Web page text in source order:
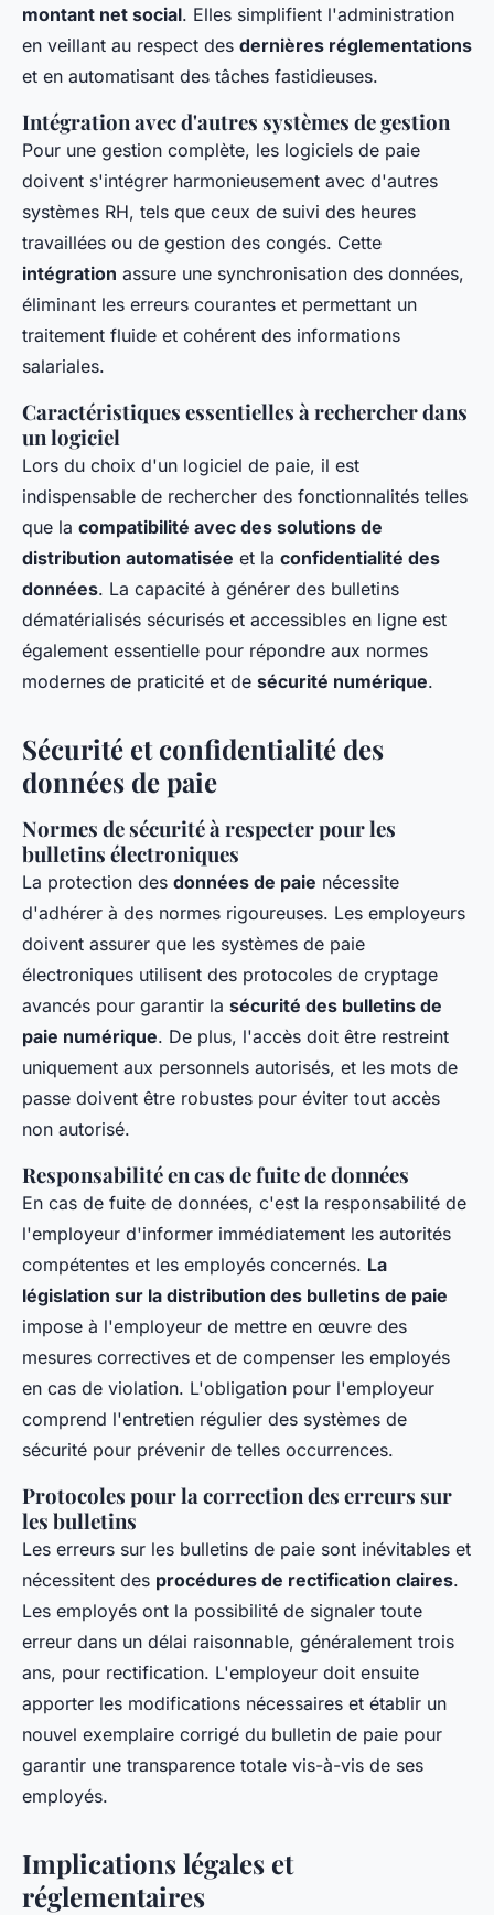
montant net social. Elles simplifient l'administration
en veillant au respect des dernières réglementations
et en automatisant des tâches fastidieuses.
Intégration avec d'autres systèmes de gestion
Pour une gestion complète, les logiciels de paie
doivent s'intégrer harmonieusement avec d'autres
systèmes RH, tels que ceux de suivi des heures
travaillées ou de gestion des congés. Cette
intégration assure une synchronisation des données,
éliminant les erreurs courantes et permettant un
traitement fluide et cohérent des informations
salariales.
Caractéristiques essentielles à rechercher dans
un logiciel
Lors du choix d'un logiciel de paie, il est
indispensable de rechercher des fonctionnalités telles
que la compatibilité avec des solutions de
distribution automatisée et la confidentialité des
données. La capacité à générer des bulletins
dématérialisés sécurisés et accessibles en ligne est
également essentielle pour répondre aux normes
modernes de praticité et de sécurité numérique.
Sécurité et confidentialité des
données de paie
Normes de sécurité à respecter pour les
bulletins électroniques
La protection des données de paie nécessite
d'adhérer à des normes rigoureuses. Les employeurs
doivent assurer que les systèmes de paie
électroniques utilisent des protocoles de cryptage
avancés pour garantir la sécurité des bulletins de
paie numérique. De plus, l'accès doit être restreint
uniquement aux personnels autorisés, et les mots de
passe doivent être robustes pour éviter tout accès
non autorisé.
Responsabilité en cas de fuite de données
En cas de fuite de données, c'est la responsabilité de
l'employeur d'informer immédiatement les autorités
compétentes et les employés concernés. La
législation sur la distribution des bulletins de paie
impose à l'employeur de mettre en œuvre des
mesures correctives et de compenser les employés
en cas de violation. L'obligation pour l'employeur
comprend l'entretien régulier des systèmes de
sécurité pour prévenir de telles occurrences.
Protocoles pour la correction des erreurs sur
les bulletins
Les erreurs sur les bulletins de paie sont inévitables et
nécessitent des procédures de rectification claires.
Les employés ont la possibilité de signaler toute
erreur dans un délai raisonnable, généralement trois
ans, pour rectification. L'employeur doit ensuite
apporter les modifications nécessaires et établir un
nouvel exemplaire corrigé du bulletin de paie pour
garantir une transparence totale vis-à-vis de ses
employés.
Implications légales et
réglementaires